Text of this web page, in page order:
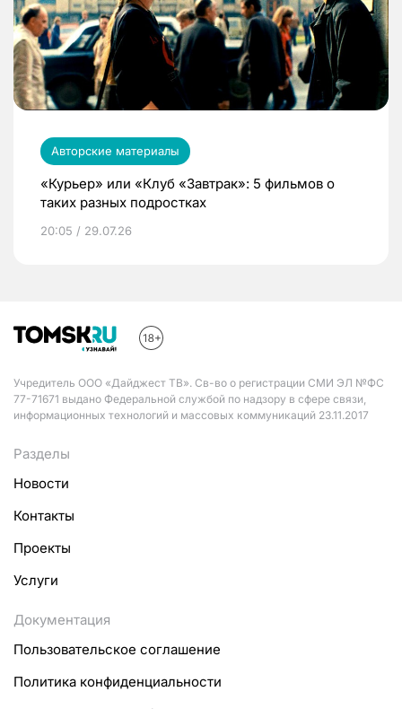
Авторские материалы
«Курьер» или «Клуб «Завтрак»: 5 фильмов о
таких разных подростках
20:05 / 29.07.26
Учредитель ООО «Дайджест ТВ». Св-во о регистрации СМИ ЭЛ №ФС
77-71671 выдано Федеральной службой по надзору в сфере связи,
информационных технологий и массовых коммуникаций 23.11.2017
Разделы
Новости
Контакты
Проекты
Услуги
Документация
Пользовательское соглашение
Политика конфиденциальности